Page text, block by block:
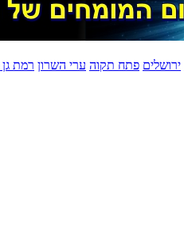
ירושלים פתח תקוה ערי השרון רמת גן